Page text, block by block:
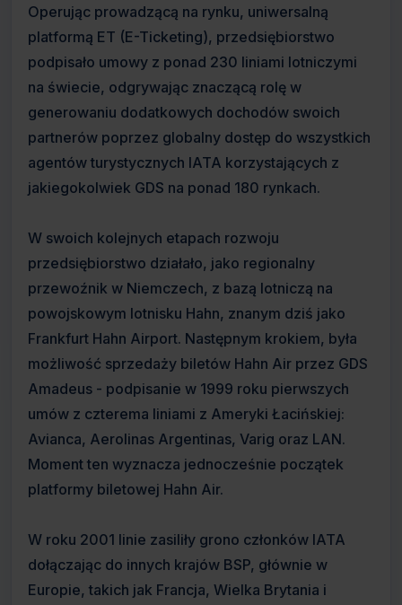
Operując prowadzącą na rynku, uniwersalną
platformą ET (E-Ticketing), przedsiębiorstwo
podpisało umowy z ponad 230 liniami lotniczymi
na świecie, odgrywając znaczącą rolę w
generowaniu dodatkowych dochodów swoich
partnerów poprzez globalny dostęp do wszystkich
agentów turystycznych IATA korzystających z
jakiegokolwiek GDS na ponad 180 rynkach.
W swoich kolejnych etapach rozwoju
przedsiębiorstwo działało, jako regionalny
przewoźnik w Niemczech, z bazą lotniczą na
powojskowym lotnisku Hahn, znanym dziś jako
Frankfurt Hahn Airport. Następnym krokiem, była
możliwość sprzedaży biletów Hahn Air przez GDS
Amadeus - podpisanie w 1999 roku pierwszych
umów z czterema liniami z Ameryki Łacińskiej:
Avianca, Aerolinas Argentinas, Varig oraz LAN.
Moment ten wyznacza jednocześnie początek
platformy biletowej Hahn Air.
W roku 2001 linie zasiliły grono członków IATA
dołączając do innych krajów BSP, głównie w
Europie, takich jak Francja, Wielka Brytania i